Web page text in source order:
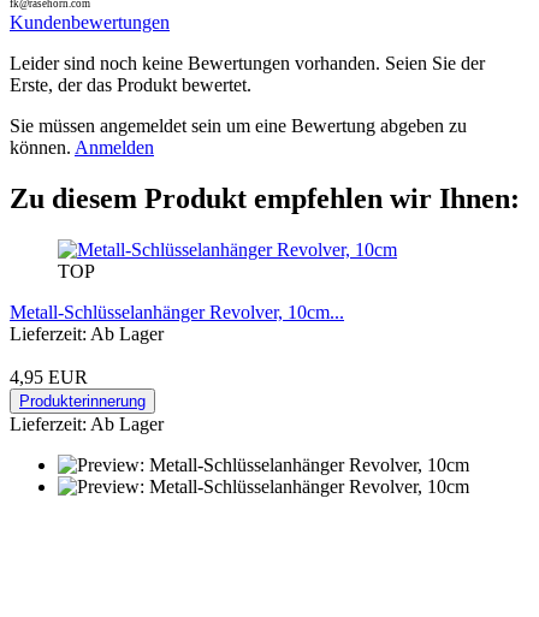
fk@rasehorn.com
Kundenbewertungen
Leider sind noch keine Bewertungen vorhanden. Seien Sie der
Erste, der das Produkt bewertet.
Sie müssen angemeldet sein um eine Bewertung abgeben zu
können. Anmelden
Zu diesem Produkt empfehlen wir Ihnen:
TOP
Metall-Schlüsselanhänger Revolver, 10cm...
Lieferzeit: Ab Lager
4,95 EUR
Produkterinnerung
Lieferzeit: Ab Lager